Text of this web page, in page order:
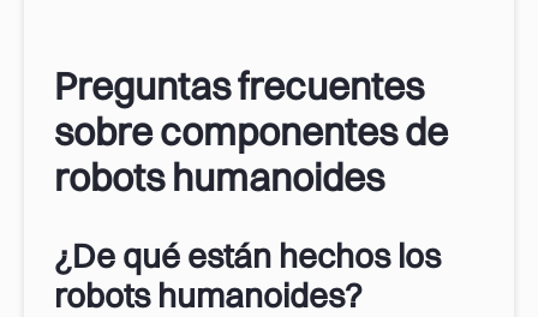
Preguntas frecuentes
sobre componentes de
robots humanoides
¿De qué están hechos los
robots humanoides?